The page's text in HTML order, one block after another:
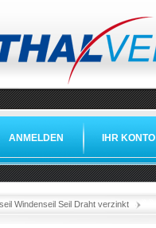
ANMELDEN IHR KONTO
Windenseil Seil Draht verzinkt